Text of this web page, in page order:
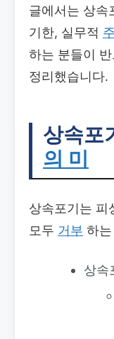
글에서는 상속
기한, 실무적
하는 분들이
정리했습니다.
상속포
의 미
상속포기는 피
모두 거부 하는
상속